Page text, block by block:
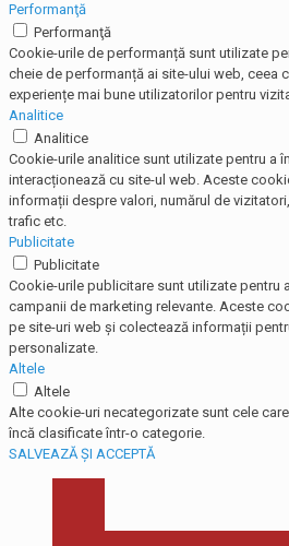
Performanţă
Performanţă
Cookie-urile de performanță sunt utilizate
cheie de performanță ai site-ului web, ceea
experiențe mai bune utilizatorilor pentru
Analitice
Analitice
Cookie-urile analitice sunt utilizate pentru a
interacționează cu site-ul web. Aceste
informații despre valori, numărul de
trafic etc.
Publicitate
Publicitate
Cookie-urile publicitare sunt utilizate pentru
campanii de marketing relevante. Aceste
pe site-uri web și colectează informații
personalizate.
Altele
Altele
Alte cookie-uri necategorizate sunt cele
încă clasificate într-o categorie.
SALVEAZĂ ȘI ACCEPTĂ